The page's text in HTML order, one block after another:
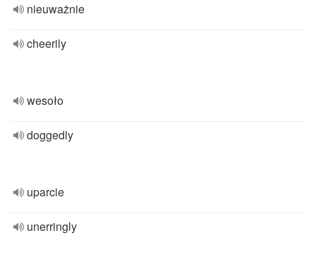
nieuważnie
cheerily
wesoło
doggedly
uparcie
unerringly